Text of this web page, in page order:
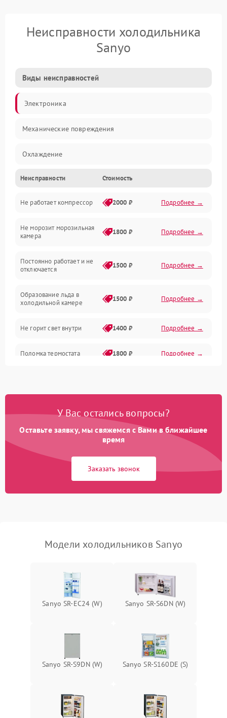
Неисправности холодильника
Sanyo
Виды неисправностей
Электроника
Механические повреждения
Охлаждение
Механика
Электропитание
Дренаж
Неисправности Стоимость
Не работает компрессор 2000 ₽ Подробнее →
Не морозит морозильная
камера
1800 ₽ Подробнее →
Постоянно работает и не
отключается
1500 ₽ Подробнее →
Образование льда в
холодильной камере
1500 ₽ Подробнее →
Не горит свет внутри 1400 ₽ Подробнее →
Поломка термостата 1800 ₽ Подробнее →
Образование конденсата
1800 ₽ Подробнее →
Сбой в работе инвертора
работе
2000 ₽ Подробнее →
У Вас остались вопросы?
Оставьте заявку, мы свяжемся с Вами в ближайшее
время
Заказать звонок
Модели холодильников Sanyo
Sanyo SR-EC24 (W) Sanyo SR-S6DN (W)
Sanyo SR-S9DN (W) Sanyo SR-S160DE (S)